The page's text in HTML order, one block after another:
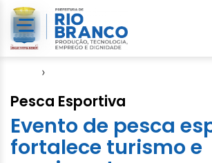
›
Pesca Esportiva
Evento de pesca
fortalece turismo e